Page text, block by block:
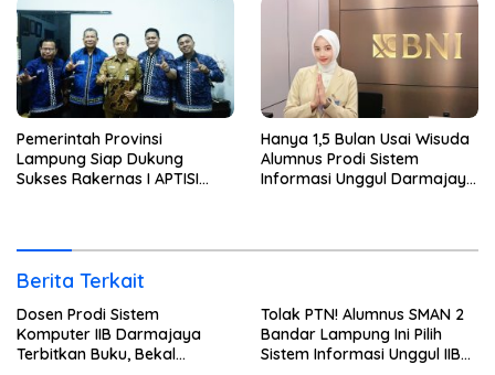
Pemerintah Provinsi
Lampung Siap Dukung
Sukses Rakernas I APTISI
Hanya 1,5 Bulan Usai Wisuda
Alumnus Prodi Sistem
Informasi Unggul Darmajaya
Berita Terkait
Dosen Prodi Sistem
Komputer IIB Darmajaya
Terbitkan Buku, Bekal
Tolak PTN! Alumnus SMAN 2
Bandar Lampung Ini Pilih
Sistem Informasi Unggul IIB